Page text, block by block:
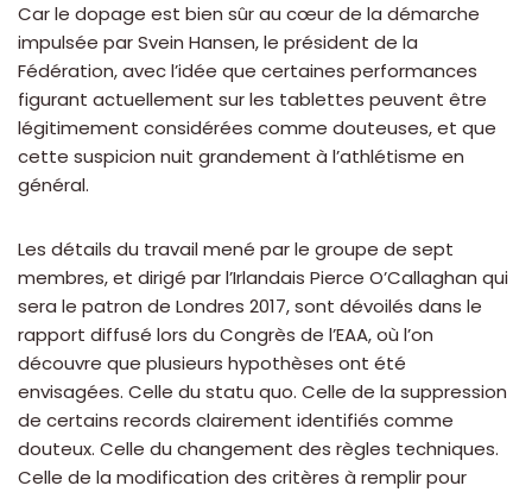
Car le dopage est bien sûr au cœur de la démarche
impulsée par Svein Hansen, le président de la
Fédération, avec l’idée que certaines performances
figurant actuellement sur les tablettes peuvent être
légitimement considérées comme douteuses, et que
cette suspicion nuit grandement à l’athlétisme en
général.
Les détails du travail mené par le groupe de sept
membres, et dirigé par l’Irlandais Pierce O’Callaghan qui
sera le patron de Londres 2017, sont dévoilés dans le
rapport diffusé lors du Congrès de l’EAA, où l’on
découvre que plusieurs hypothèses ont été
envisagées. Celle du statu quo. Celle de la suppression
de certains records clairement identifiés comme
douteux. Celle du changement des règles techniques.
Celle de la modification des critères à remplir pour